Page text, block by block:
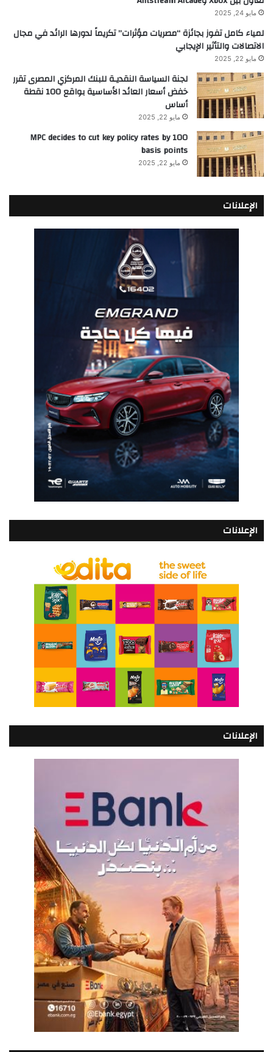
مايو 24, 2025
لمياء كامل تفوز بجائزة “مصريات مؤثرات” تكريماً لدورها الرائد في مجال
الاتصالات والتأثير الإيجابي
مايو 22, 2025
لجنة السياسة النقديـة للبنك المركزي المصرى تقرر
خفض أسعار العائد الأساسية بواقع 100 نقطة
أساس
مايو 22, 2025
MPC decides to cut key policy rates by 100
basis points
مايو 22, 2025
الإعلانات
الإعلانات
الإعلانات